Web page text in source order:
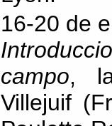
16-20 de
campo,
Villejuif